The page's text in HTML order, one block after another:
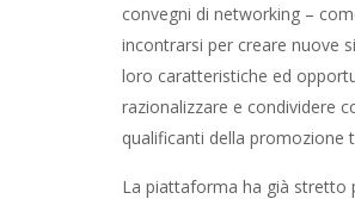
convegni di networking –
incontrarsi per creare nuove
loro caratteristiche ed
razionalizzare e condividere
qualificanti della promozione
La piattaforma ha già stretto